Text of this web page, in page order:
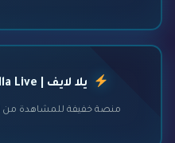
يلا لايف | Yalla Live - بث مباشر سريع
منصة خفيفة للمشاهدة من